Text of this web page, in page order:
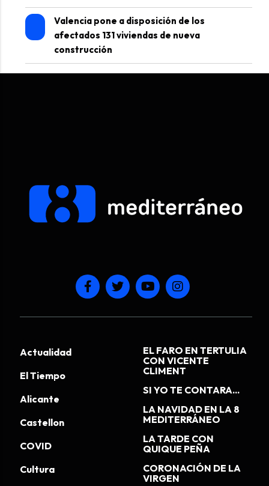
Valencia pone a disposición de los
afectados 131 viviendas de nueva
construcción
Actualidad
El Tiempo
Alicante
Castellon
COVID
Cultura
EL FARO EN TERTULIA
CON VICENTE
CLIMENT
SI YO TE CONTARA...
LA NAVIDAD EN LA 8
MEDITERRÁNEO
LA TARDE CON
QUIQUE PEÑA
CORONACIÓN DE LA
VIRGEN